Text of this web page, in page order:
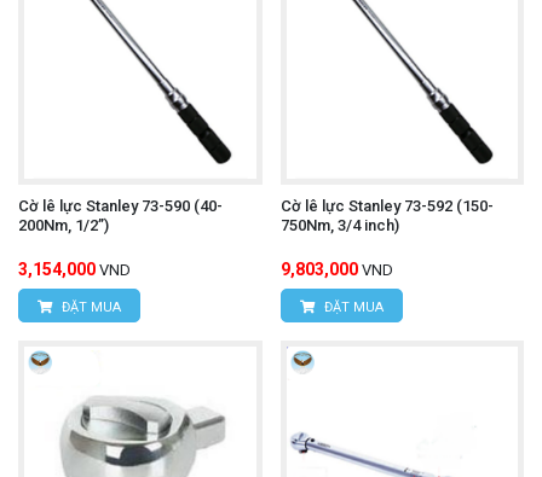
Cờ lê lực Stanley 73-590 (40-
200Nm, 1/2”)
3,154,000 VND
ĐẶT MUA
Cờ lê lực Stanley 73-592 (150-
750Nm, 3/4 inch)
9,803,000 VND
ĐẶT MUA